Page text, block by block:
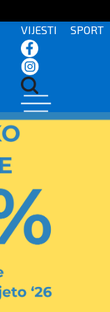
VIJESTI SPORT